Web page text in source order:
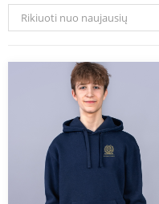
Rikiuoti nuo naujausių